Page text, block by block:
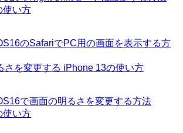
使い方
のSafariでPC用の画面を表示する方
iPhone 13の使い方
で画面の明るさを変更する方法
使い方